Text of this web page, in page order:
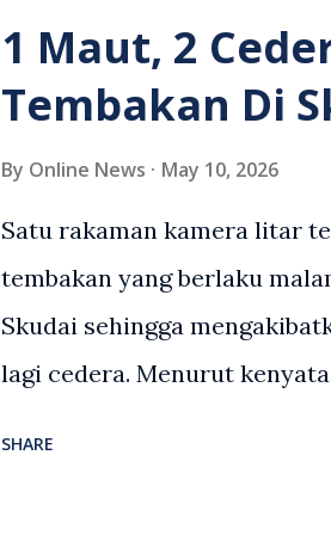
wanita terbabit sebelum
pihak. Video berkenaan kini
pelbagai reaksi orang ramai.
1 Maut, 2
Tembakan Di
By Online News May 10, 2026
Satu rakaman kamera litar
tembakan yang berlaku
Skudai sehingga
lagi cedera. Menurut
SHARE